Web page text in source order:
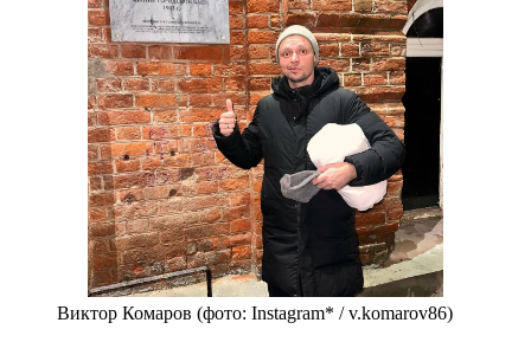
Виктор Комаров (фото: Instagram* / v.komarov86)